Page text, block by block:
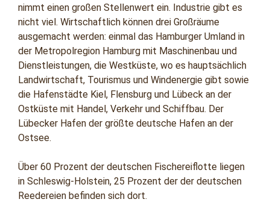
nimmt einen großen Stellenwert ein. Industrie gibt es
nicht viel. Wirtschaftlich können drei Großräume
ausgemacht werden: einmal das Hamburger Umland in
der Metropolregion Hamburg mit Maschinenbau und
Dienstleistungen, die Westküste, wo es hauptsächlich
Landwirtschaft, Tourismus und Windenergie gibt sowie
die Hafenstädte Kiel, Flensburg und Lübeck an der
Ostküste mit Handel, Verkehr und Schiffbau. Der
Lübecker Hafen der größte deutsche Hafen an der
Ostsee.
Über 60 Prozent der deutschen Fischereiflotte liegen
in Schleswig-Holstein, 25 Prozent der der deutschen
Reedereien befinden sich dort.